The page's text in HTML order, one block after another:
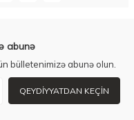
abunə
bülletenimizə abunə olun.
QEYDIYYATDAN KEÇIN